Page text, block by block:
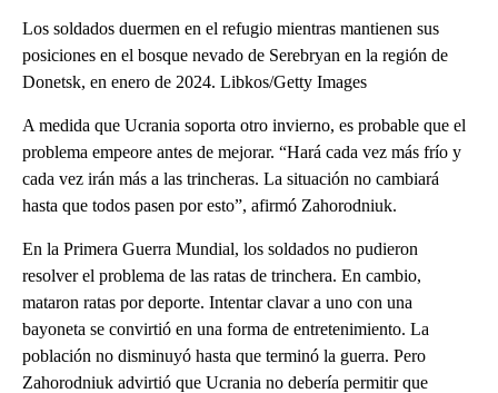
Los soldados duermen en el refugio mientras mantienen sus
posiciones en el bosque nevado de Serebryan en la región de
Donetsk, en enero de 2024. Libkos/Getty Images
A medida que Ucrania soporta otro invierno, es probable que el
problema empeore antes de mejorar. “Hará cada vez más frío y
cada vez irán más a las trincheras. La situación no cambiará
hasta que todos pasen por esto”, afirmó Zahorodniuk.
En la Primera Guerra Mundial, los soldados no pudieron
resolver el problema de las ratas de trinchera. En cambio,
mataron ratas por deporte. Intentar clavar a uno con una
bayoneta se convirtió en una forma de entretenimiento. La
población no disminuyó hasta que terminó la guerra. Pero
Zahorodniuk advirtió que Ucrania no debería permitir que